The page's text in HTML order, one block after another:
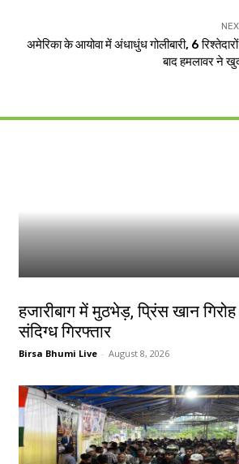
अमेरिका के आयोवा में अंधाधुंध गोलीबारी, 6
बाद हमलावर ने
हजारीबाग में मुठभेड़, प्रिंस खान
संदिग्ध गिरफ्तार
Birsa Bhumi Live - August 8, 2026